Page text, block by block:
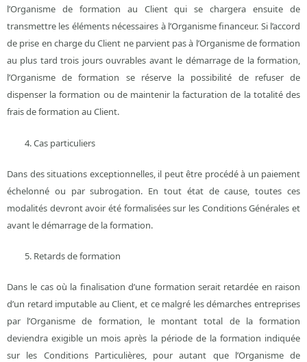
l’Organisme de formation au Client qui se chargera ensuite de
transmettre les éléments nécessaires à l’Organisme financeur. Si l’accord
de prise en charge du Client ne parvient pas à l’Organisme de formation
au plus tard trois jours ouvrables avant le démarrage de la formation,
l’Organisme de formation se réserve la possibilité de refuser de
dispenser la formation ou de maintenir la facturation de la totalité des
frais de formation au Client.
Cas particuliers
Dans des situations exceptionnelles, il peut être procédé à un paiement
échelonné ou par subrogation. En tout état de cause, toutes ces
modalités devront avoir été formalisées sur les Conditions Générales et
avant le démarrage de la formation.
Retards de formation
Dans le cas où la finalisation d’une formation serait retardée en raison
d’un retard imputable au Client, et ce malgré les démarches entreprises
par l’Organisme de formation, le montant total de la formation
deviendra exigible un mois après la période de la formation indiquée
sur les Conditions Particulières, pour autant que l’Organisme de